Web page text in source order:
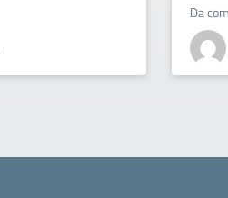
Da